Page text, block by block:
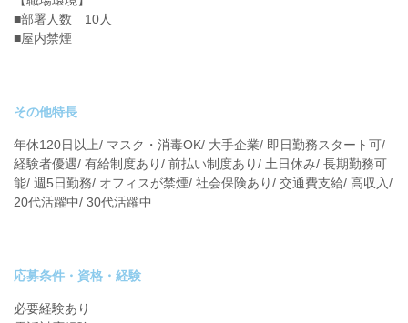
■部署人数 10人
■屋内禁煙
その他特長
年休120日以上/ マスク・消毒OK/ 大手企業/ 即日勤務スタート可/
経験者優遇/ 有給制度あり/ 前払い制度あり/ 土日休み/ 長期勤務可
能/ 週5日勤務/ オフィスが禁煙/ 社会保険あり/ 交通費支給/ 高収入/
20代活躍中/ 30代活躍中
応募条件・資格・経験
必要経験あり